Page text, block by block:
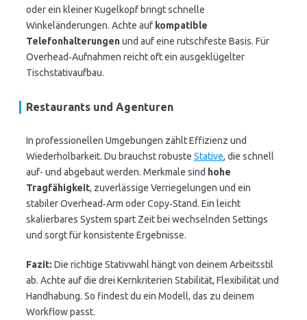
oder ein kleiner Kugelkopf bringt schnelle
Winkeländerungen. Achte auf kompatible
Telefonhalterungenund auf eine rutschfeste Basis. Für
Overhead‑Aufnahmen reicht oft ein ausgeklügelter
Tischstativaufbau.
Restaurants und Agenturen
In professionellen Umgebungen zählt Effizienz und
Wiederholbarkeit. Du brauchst robuste Stative, die schnell
auf- und abgebaut werden. Merkmale sind hohe
Tragfähigkeit, zuverlässige Verriegelungen und ein
stabiler Overhead‑Arm oder Copy‑Stand. Ein leicht
skalierbares System spart Zeit bei wechselnden Settings
und sorgt für konsistente Ergebnisse.
Fazit: Die richtige Stativwahl hängt von deinem Arbeitsstil
ab. Achte auf die drei Kernkriterien Stabilität, Flexibilität und
Handhabung. So findest du ein Modell, das zu deinem
Workflow passt.